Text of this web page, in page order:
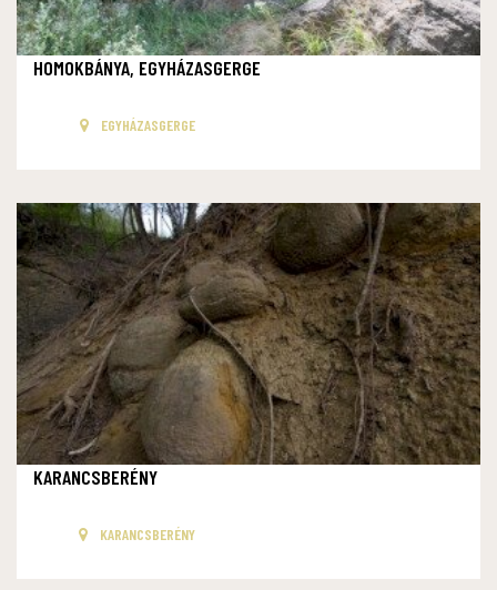
HOMOKBÁNYA, EGYHÁZASGERGE
EGYHÁZASGERGE
KARANCSBERÉNY
KARANCSBERÉNY